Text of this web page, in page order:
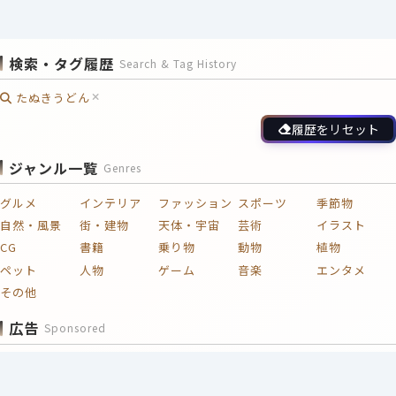
検索・タグ履歴 Search & Tag History
たぬきうどん
履歴をリセット
ジャンル一覧 Genres
グルメ インテリア ファッション スポーツ
季節物
自然・風景
街・建物 天体・宇宙 芸術
イラスト
CG
書籍 乗り物 動物
植物
ペット
人物 ゲーム 音楽
エンタメ
その他
広告 Sponsored